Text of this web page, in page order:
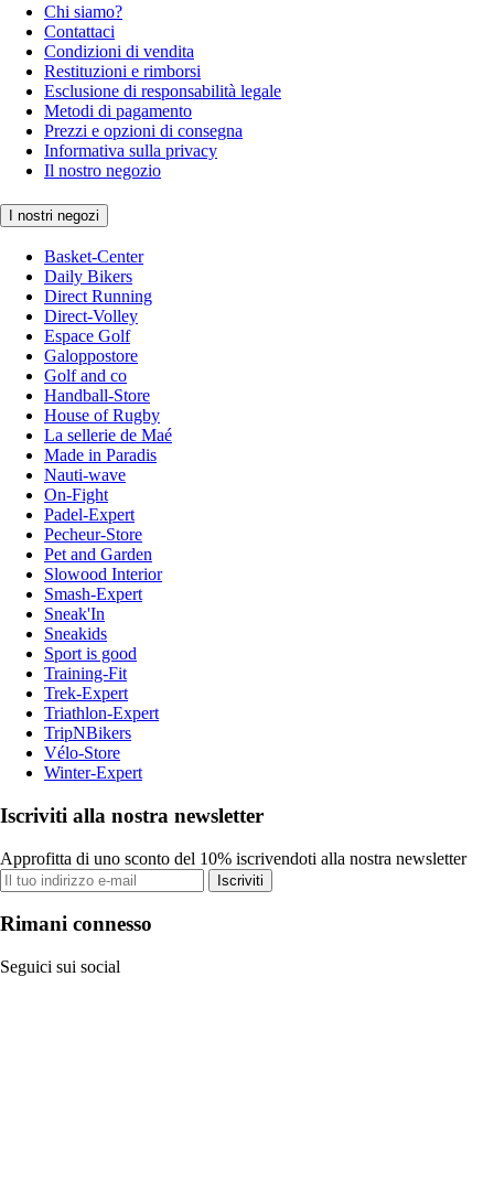
Chi siamo?
Contattaci
Condizioni di vendita
Restituzioni e rimborsi
Esclusione di responsabilità legale
Metodi di pagamento
Prezzi e opzioni di consegna
Informativa sulla privacy
Il nostro negozio
I nostri negozi
Basket-Center
Daily Bikers
Direct Running
Direct-Volley
Espace Golf
Galoppostore
Golf and co
Handball-Store
House of Rugby
La sellerie de Maé
Made in Paradis
Nauti-wave
On-Fight
Padel-Expert
Pecheur-Store
Pet and Garden
Slowood Interior
Smash-Expert
Sneak'In
Sneakids
Sport is good
Training-Fit
Trek-Expert
Triathlon-Expert
TripNBikers
Vélo-Store
Winter-Expert
Iscriviti alla nostra newsletter
Approfitta di uno sconto del 10% iscrivendoti alla nostra newsletter
Iscriviti
Rimani connesso
Seguici sui social